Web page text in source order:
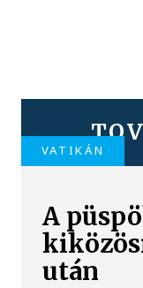
VATIKÁN
A
után